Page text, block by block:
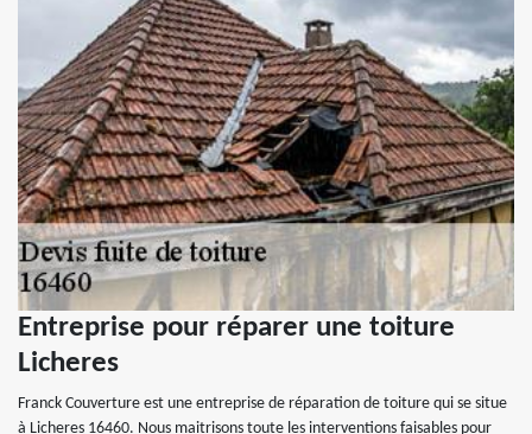
Entreprise pour réparer une toiture
Licheres
Franck Couverture est une entreprise de réparation de toiture qui se situe
à Licheres 16460. Nous maitrisons toute les interventions faisables pour